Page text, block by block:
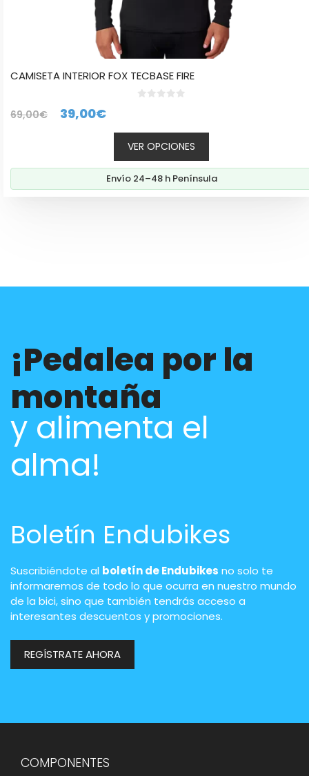
CAMISETA INTERIOR FOX TECBASE FIRE
5
69,00€
El
era:
69,00€.
39,00€El
precio
actual
es:
39,00€.
VER OPCIONES
Envío 24–48 h Península
¡Pedalea por la
montaña
y alimenta el
alma!
Boletín Endubikes
Suscribiéndote al boletín de Endubikes no solo te
informaremos de todo lo que ocurra en nuestro mundo
de la bici, sino que también tendrás acceso a
interesantes descuentos y promociones.
REGÍSTRATE AHORA
COMPONENTES